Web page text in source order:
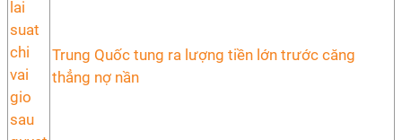
Trung Quốc tung ra lượng tiền lớn trước căng
thẳng nợ nần